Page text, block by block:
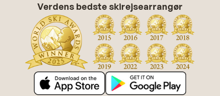
Verdens bedste skirejsearrangør